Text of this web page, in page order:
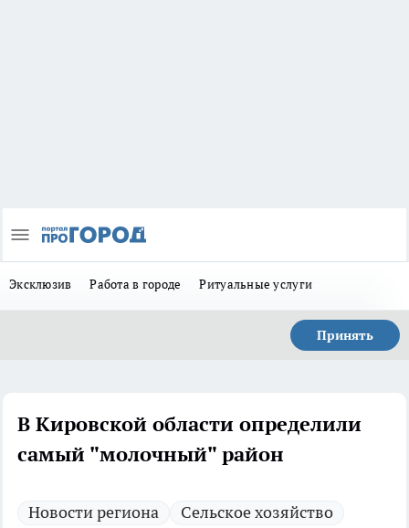
Эксклюзив Работа в городе Ритуальные услуги
Принять
В Кировской области определили
самый "молочный" район
Новости региона Сельское хозяйство